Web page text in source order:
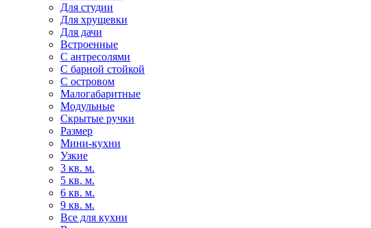
Для студии
Для хрущевки
Для дачи
Встроенные
С антресолями
С барной стойкой
С островом
Малогабаритные
Модульные
Скрытые ручки
Размер
Мини-кухни
Узкие
3 кв. м.
5 кв. м.
6 кв. м.
9 кв. м.
Все для кухни